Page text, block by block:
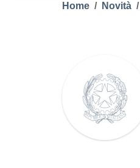
Home Novità